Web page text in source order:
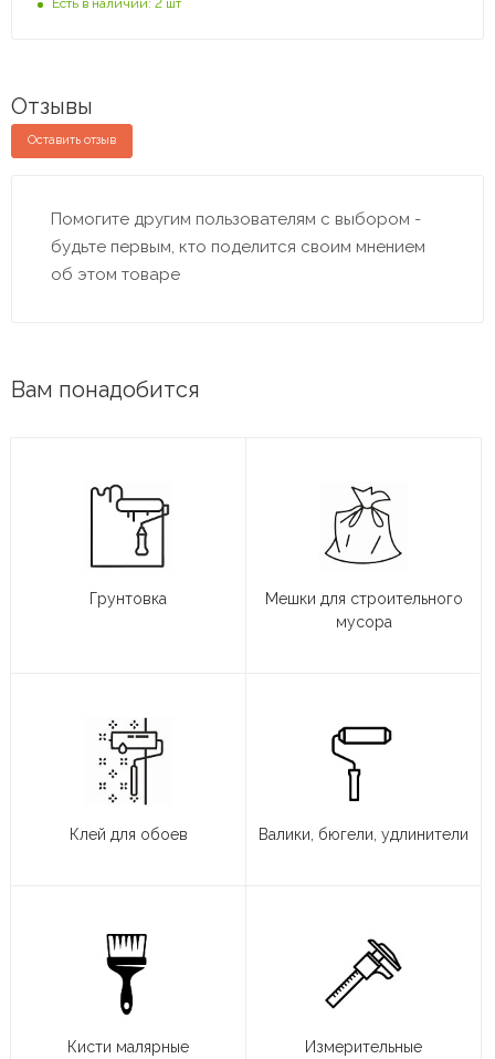
Отзывы
Оставить отзыв
Помогите другим пользователям с выбором -
будьте первым, кто поделится своим мнением
об этом товаре
Вам понадобится
Грунтовка
Мешки для строительного
мусора
Клей для обоев Валики, бюгели, удлинители
Кисти малярные
Измерительные